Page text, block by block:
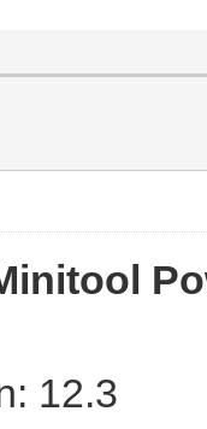
12.3